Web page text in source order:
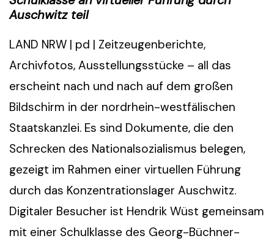
Auschwitz teil
LAND NRW | pd | Zeitzeugenberichte,
Archivfotos, Ausstellungsstücke – all das
erscheint nach und nach auf dem großen
Bildschirm in der nordrhein-westfälischen
Staatskanzlei. Es sind Dokumente, die den
Schrecken des Nationalsozialismus belegen,
gezeigt im Rahmen einer virtuellen Führung
durch das Konzentrationslager Auschwitz.
Digitaler Besucher ist Hendrik Wüst gemeinsam
mit einer Schulklasse des Georg-Büchner-